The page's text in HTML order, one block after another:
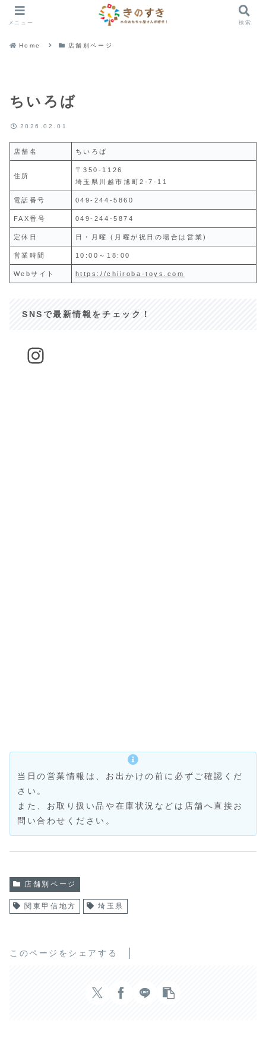
Home 店舗別ページ
ちいろば
2026.02.01
店舗名 ちいろば
住所
〒350-1126
埼玉県川越市旭町2-7-11
電話番号 049-244-5860
FAX番号 049-244-5874
定休日 日・月曜 (月曜が祝日の場合は営業)
営業時間 10:00～18:00
Webサイト https://chiiroba-toys.com
SNSで最新情報をチェック！
Instagram
当日の営業情報は、お出かけの前に必ずご確認くだ
さい。
また、お取り扱い品や在庫状況などは店舗へ直接お
問い合わせください。
店舗別ページ
関東甲信地方 埼玉県
このページをシェアする
メニュー 検索